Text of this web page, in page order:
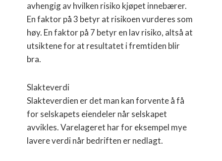
avhengig av hvilken risiko kjøpet innebærer.
En faktor på 3 betyr at risikoen vurderes som
høy. En faktor på 7 betyr en lav risiko, altså at
utsiktene for at resultatet i fremtiden blir
bra.
Slakteverdi
Slakteverdien er det man kan forvente å få
for selskapets eiendeler når selskapet
avvikles. Varelageret har for eksempel mye
lavere verdi når bedriften er nedlagt.